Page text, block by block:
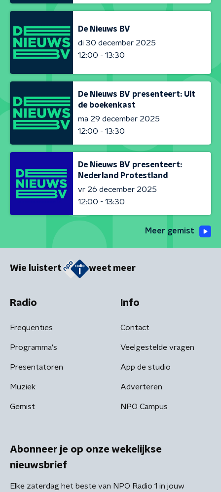
De Nieuws BV
di 30 december 2025
12:00 - 13:30
De Nieuws BV presenteert: Uit
de boekenkast
ma 29 december 2025
12:00 - 13:30
De Nieuws BV presenteert:
Nederland Protestland
vr 26 december 2025
12:00 - 13:30
Meer gemist
Wie luistert weet meer
Radio
Frequenties
Programma's
Presentatoren
Muziek
Gemist
Info
Contact
Veelgestelde vragen
App de studio
Adverteren
NPO Campus
Abonneer je op onze wekelijkse
nieuwsbrief
Elke zaterdag het beste van NPO Radio 1 in jouw